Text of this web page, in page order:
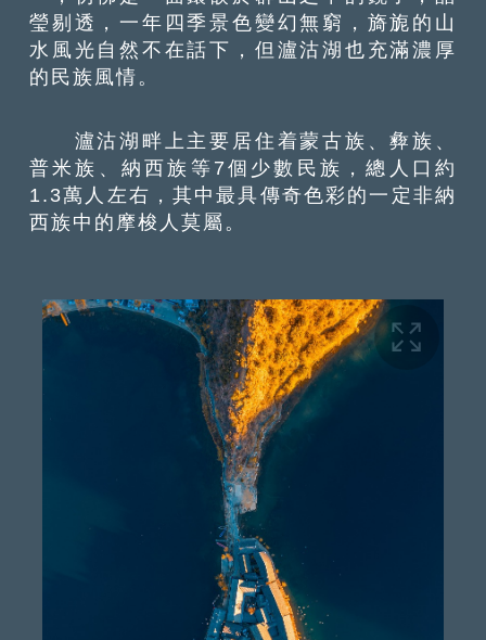
瑩剔透，一年四季景色變幻無窮，旖旎的山
水風光自然不在話下，但瀘沽湖也充滿濃厚
的民族風情。
瀘沽湖畔上主要居住着蒙古族、彜族、
普米族、納西族等7個少數民族，總人口約
1.3萬人左右，其中最具傳奇色彩的一定非納
西族中的摩梭人莫屬。